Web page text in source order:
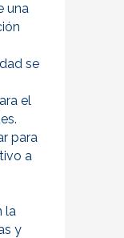
una
se
el
para
a
la
y